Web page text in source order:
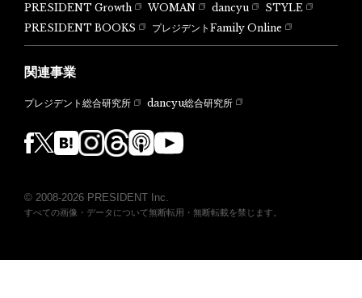
PRESIDENT Growth WOMAN dancyu
STYLE
PRESIDENT BOOKS
プレジデントFamily Online
関連事業
プレジデント総合研究所 dancyu総合研究所
© 2008-2026 PRESIDENT Inc.
すべての画像・データについて無断転用・無断転載を禁じます。